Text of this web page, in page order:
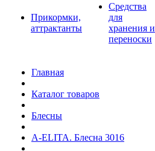
Прикормки,
аттрактанты
Средства
для
хранения и
переноски
Главная
Каталог товаров
Блесны
A-ELITA. Блесна 3016